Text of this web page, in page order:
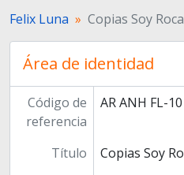
Felix Luna Copias Soy
Área de identidad
Código de
referencia
AR ANH FL-10
Título
Copias Soy